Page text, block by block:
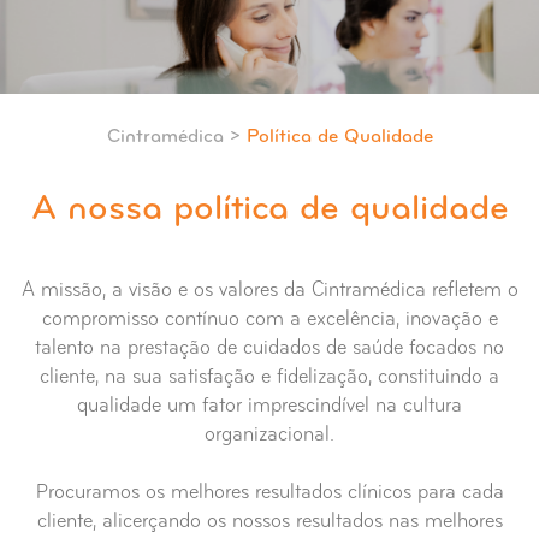
Cintramédica > Política de Qualidade
A nossa política de qualidade
A missão, a visão e os valores da Cintramédica refletem o
compromisso contínuo com a excelência, inovação e
talento na prestação de cuidados de saúde focados no
cliente, na sua satisfação e fidelização, constituindo a
qualidade um fator imprescindível na cultura
organizacional.
Procuramos os melhores resultados clínicos para cada
cliente, alicerçando os nossos resultados nas melhores